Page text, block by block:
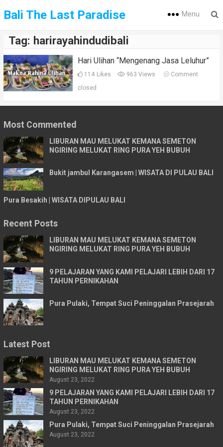
Bali The Last Paradise Menu
Tag: harirayahindudibali
Hari Ulihan “Mengenang Jasa Leluhur”
114 Likes 963 Views
Comment
closed
Most Commented
LIBURAN MAU MELUKAT KEMANA SEMETON
NGIRING MELUKAT RING PURA YEH BUBUH
Bukit jambul Karangasem | WISATA DI PULAU BALI
Pura Besakih | WISATA DIPULAU BALI
Recent Posts
LIBURAN MAU MELUKAT KEMANA SEMETON
NGIRING MELUKAT RING PURA YEH BUBUH
9 PELAJARAN YANG KAMI PELAJARI LEBIH DARI 17
TAHUN PERNIKAHAN
Pura Pulaki, Tempat Suci Peninggalan Prasejarah
Latest Post
LIBURAN MAU MELUKAT KEMANA SEMETON
NGIRING MELUKAT RING PURA YEH BUBUH
August 23, 2022
9 PELAJARAN YANG KAMI PELAJARI LEBIH DARI 17
TAHUN PERNIKAHAN
August 23, 2022
Pura Pulaki, Tempat Suci Peninggalan Prasejarah
August 23, 2022